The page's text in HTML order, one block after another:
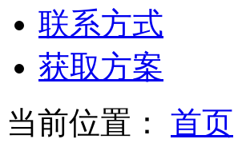
联系方式
获取方案
当前位置： 首页